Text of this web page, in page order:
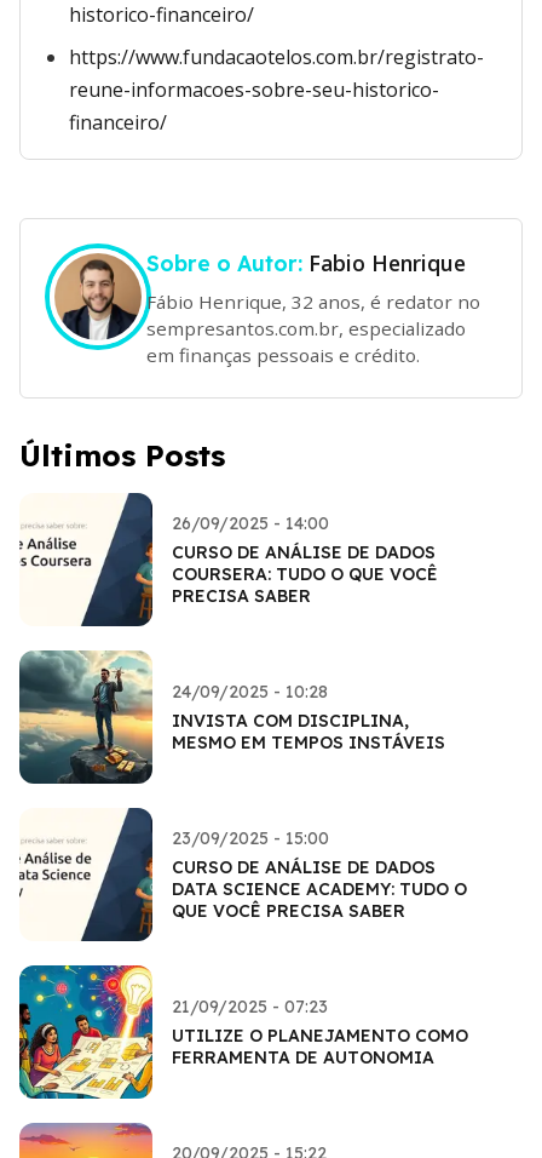
historico-financeiro/
https://www.fundacaotelos.com.br/registrato-
reune-informacoes-sobre-seu-historico-
financeiro/
Sobre o Autor: Fabio Henrique
Fábio Henrique, 32 anos, é redator no
sempresantos.com.br, especializado
em finanças pessoais e crédito.
Últimos Posts
26/09/2025 - 14:00
CURSO DE ANÁLISE DE DADOS
COURSERA: TUDO O QUE VOCÊ
PRECISA SABER
24/09/2025 - 10:28
INVISTA COM DISCIPLINA,
MESMO EM TEMPOS INSTÁVEIS
23/09/2025 - 15:00
CURSO DE ANÁLISE DE DADOS
DATA SCIENCE ACADEMY: TUDO O
QUE VOCÊ PRECISA SABER
21/09/2025 - 07:23
UTILIZE O PLANEJAMENTO COMO
FERRAMENTA DE AUTONOMIA
20/09/2025 - 15:22